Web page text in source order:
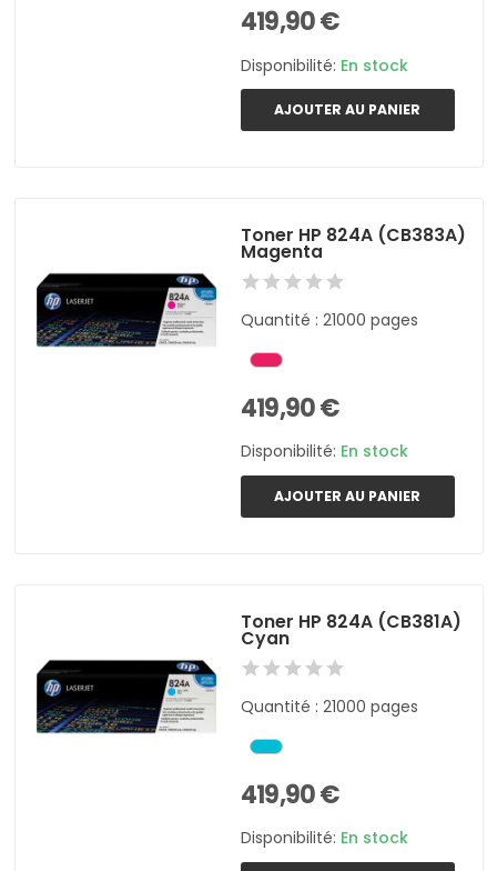
419,90 €
Disponibilité: En stock
AJOUTER AU PANIER
Toner HP 824A (CB383A)
Magenta
Quantité : 21000 pages
419,90 €
Disponibilité: En stock
AJOUTER AU PANIER
Toner HP 824A (CB381A)
Cyan
Quantité : 21000 pages
419,90 €
Disponibilité: En stock